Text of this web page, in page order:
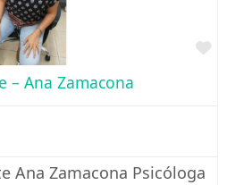
– Ana Zamacona
Ana Zamacona Psicóloga